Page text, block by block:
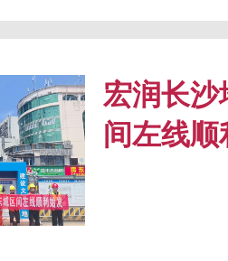
宏润长
间左线顺